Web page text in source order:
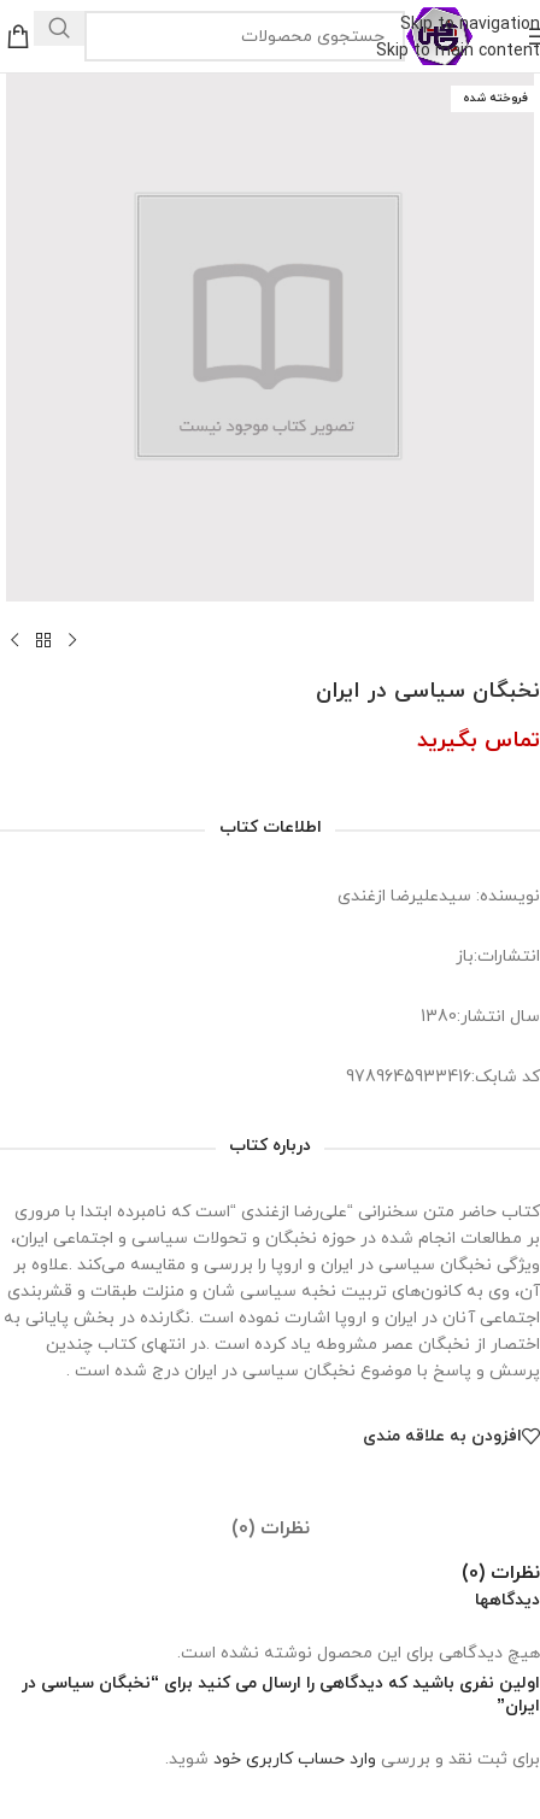
Skip to navigation
Skip to main content
فروخته شده
نخبگان سیاسی در ایران
تماس بگیرید
اطلاعات کتاب
نویسنده: سیدعلیرضا ازغندی
انتشارات:باز
سال انتشار:1380
کد شابک:9789645933416
درباره کتاب
کتاب حاضر متن سخنرانی “علی‌رضا ازغندی “است که نامبرده ابتدا با مروری
بر مطالعات انجام شده در حوزه نخبگان و تحولات سیاسی و اجتماعی ایران،
ویژگی نخبگان سیاسی در ایران و اروپا را بررسی و مقایسه می‌کند .علاوه بر
آن، وی به کانون‌های تربیت نخبه سیاسی شان و منزلت طبقات و قشربندی
اجتماعی آنان در ایران و اروپا اشارت نموده است .نگارنده در بخش پایانی به
اختصار از نخبگان عصر مشروطه یاد کرده است .در انتهای کتاب چندین
پرسش و پاسخ با موضوع نخبگان سیاسی در ایران درج شده است .
افزودن به علاقه مندی
نظرات (0)
نظرات (0)
دیدگاهها
هیچ دیدگاهی برای این محصول نوشته نشده است.
اولین نفری باشید که دیدگاهی را ارسال می کنید برای “نخبگان سیاسی در
ایران”
برای ثبت نقد و بررسی وارد حساب کاربری خود شوید.